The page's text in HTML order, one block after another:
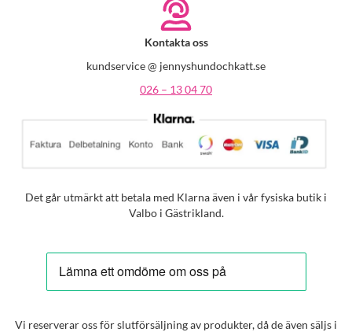
Kontakta oss
kundservice @ jennyshundochkatt.se
026 – 13 04 70
Det går utmärkt att betala med Klarna även i vår fysiska butik i
Valbo i Gästrikland.
Vi reserverar oss för slutförsäljning av produkter, då de även säljs i